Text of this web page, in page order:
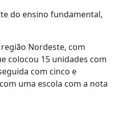
do ensino fundamental,
Nordeste, com
colocou 15 unidades com
com cinco e
uma escola com a nota